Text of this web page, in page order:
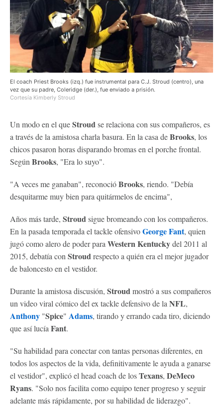
El coach Priest Brooks (izq.) fue instrumental para C.J. Stroud (centro), una
vez que su padre, Coleridge (der.), fue enviado a prisión.
Cortesía Kimberly Stroud
Un modo en el queStroud se relaciona con sus compañeros, es
a través de la amistosa charla basura. En la casa deBrooks, los
chicos pasaron horas disparando bromas en el porche frontal.
Según Brooks, "Era lo suyo".
"A veces me ganaban", reconocióBrooks, riendo. "Debía
desquitarme muy bien para quitármelos de encima",
Años más tarde, Stroud sigue bromeando con los compañeros.
En la pasada temporada el tackle ofensivoGeorge Fant, quien
jugó como alero de poder para Western Kentuckydel 2011 al
2015, debatía con Stroud respecto a quién era el mejor jugador
de baloncesto en el vestidor.
Durante la amistosa discusión, Stroud mostró a sus compañeros
un video viral cómico del ex tackle defensivo de la NFL,
Anthony "Spice" Adams, tirando y errando cada tiro, diciendo
que así lucía Fant.
"Su habilidad para conectar con tantas personas diferentes, en
todos los aspectos de la vida, definitivamente le ayuda a ganarse
el vestidor", explicó el head coach de losTexans, DeMeco
Ryans. "Solo nos facilita como equipo tener progreso y seguir
adelante más rápidamente, por su habilidad de liderazgo".